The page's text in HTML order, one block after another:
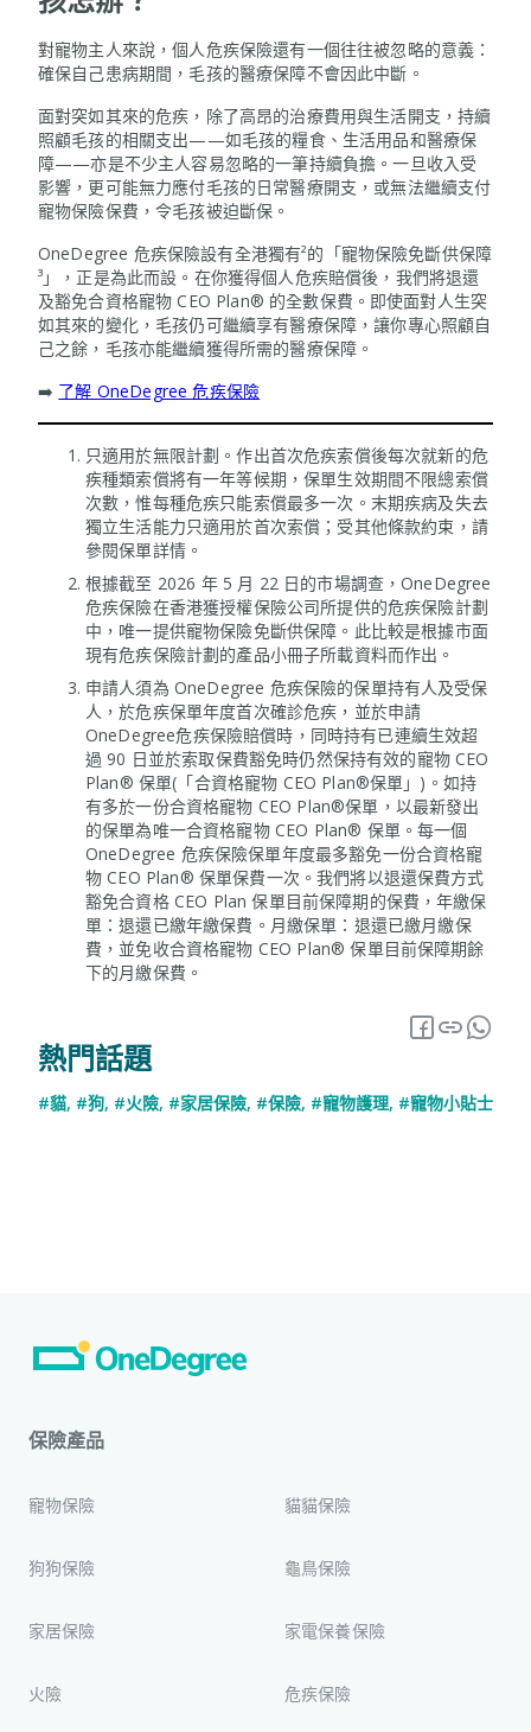
對寵物主人來說，個人危疾保險還有一個往往被忽略的意義：
確保自己患病期間，毛孩的醫療保障不會因此中斷。
面對突如其來的危疾，除了高昂的治療費用與生活開支，持續
照顧毛孩的相關支出——如毛孩的糧食、生活用品和醫療保
障——亦是不少主人容易忽略的一筆持續負擔。一旦收入受
影響，更可能無力應付毛孩的日常醫療開支，或無法繼續支付
寵物保險保費，令毛孩被迫斷保。
OneDegree 危疾保險設有全港獨有²的「寵物保險免斷供保障
³」，正是為此而設。在你獲得個人危疾賠償後，我們將退還
及豁免合資格寵物 CEO Plan® 的全數保費。即使面對人生突
如其來的變化，毛孩仍可繼續享有醫療保障，讓你專心照顧自
己之餘，毛孩亦能繼續獲得所需的醫療保障。
➡️ 了解 OneDegree 危疾保險
只適用於無限計劃。作出首次危疾索償後每次就新的危
疾種類索償將有一年等候期，保單生效期間不限總索償
次數，惟每種危疾只能索償最多一次。末期疾病及失去
獨立生活能力只適用於首次索償；受其他條款約束，請
參閱保單詳情。
根據截至 2026 年 5 月 22 日的市場調查，OneDegree
危疾保險在香港獲授權保險公司所提供的危疾保險計劃
中，唯一提供寵物保險免斷供保障。此比較是根據市面
現有危疾保險計劃的產品小冊子所載資料而作出。
申請人須為 OneDegree 危疾保險的保單持有人及受保
人，於危疾保單年度首次確診危疾，並於申請
OneDegree危疾保險賠償時，同時持有已連續生效超
過 90 日並於索取保費豁免時仍然保持有效的寵物 CEO
Plan® 保單(「合資格寵物 CEO Plan®保單」)。如持
有多於一份合資格寵物 CEO Plan®保單，以最新發出
的保單為唯一合資格寵物 CEO Plan® 保單。每一個
OneDegree 危疾保險保單年度最多豁免一份合資格寵
物 CEO Plan® 保單保費一次。我們將以退還保費方式
豁免合資格 CEO Plan 保單目前保障期的保費，年繳保
單：退還已繳年繳保費。月繳保單：退還已繳月繳保
費，並免收合資格寵物 CEO Plan® 保單目前保障期餘
下的月繳保費。
熱門話題
#貓, #狗, #火險, #家居保險, #保險, #寵物護理, #寵物小貼士
保險產品
寵物保險 貓貓保險
狗狗保險 龜鳥保險
家居保險 家電保養保險
火險 危疾保險